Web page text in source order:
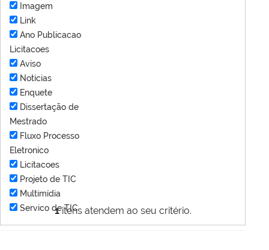
1itens atendem ao seu critério.
Imagem
Link
Ano Publicacao
Licitacoes
Aviso
Notícias
Enquete
Dissertação de
Mestrado
Fluxo Processo
Eletronico
Licitacoes
Projeto de TIC
Multimídia
Servico de TIC